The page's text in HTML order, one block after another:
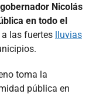
Nicolás
en todo el
las fuertes lluvias
toma la
pública en